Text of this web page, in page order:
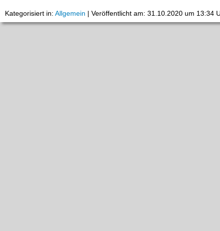
Kategorisiert in: Allgemein | Veröffentlicht am: 31.10.2020 um 13:34